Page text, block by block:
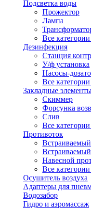
Подсветка воды
Прожектор
Лампа
Все
Дезинфекция
Станция
У/ф установка
Насосы-
Все
Закладные
Скиммер
Форсунка
Слив
Все
Противоток
Встраиваемый
Навесной
Все
Осушитель воздуха
Адаптеры для
Водозабор
Гидро и аэромассаж